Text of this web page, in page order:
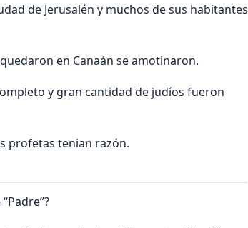
de Jerusalén y muchos de sus habitantes
en Canaán se amotinaron.
y gran cantidad de judíos fueron
profetas tenian razón.